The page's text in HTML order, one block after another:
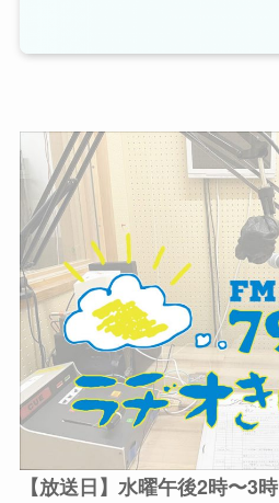
【放送日】水曜午後2時〜3時